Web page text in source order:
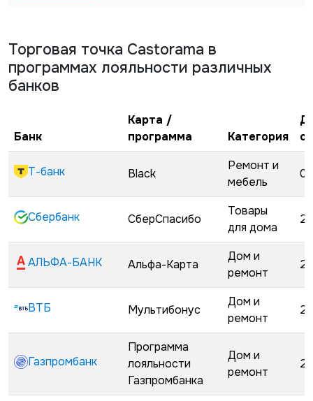
Торговая точка Castorama в
программах лояльности различных
банков
Банк
Карта /
программа
Категория
с
Т-банк Black
Ремонт и
мебель
Сбербанк СберСпасибо
Товары
для дома
АЛЬФА-БАНК Альфа-Карта
Дом и
ремонт
ВТБ Мультибонус
Дом и
ремонт
Газпромбанк
Программа
лояльности
Газпромбанка
Дом и
ремонт